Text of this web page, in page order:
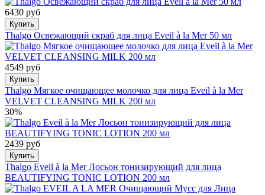
6430 руб
Купить
Thalgo Освежающий скраб для лица Eveil à la Mer 50 мл
4549 руб
Купить
Thalgo Мягкое очищающее молочко для лица Eveil à la Mer
VELVET CLEANSING MILK 200 мл
30%
2439 руб
Купить
Thalgo Eveil à la Mer Лосьон тонизирующий для лица
BEAUTIFYING TONIC LOTION 200 мл